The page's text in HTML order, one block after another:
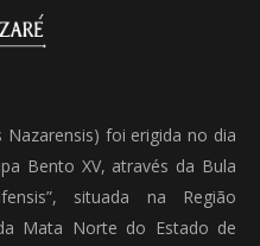
foi erigida no dia
Bento XV, através da Bula
situada na Região
Mata Norte do Estado de